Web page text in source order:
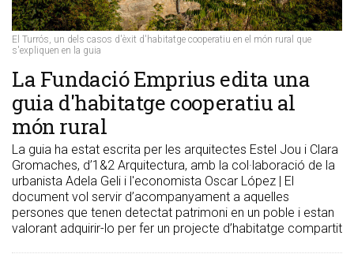
El Turrós, un dels casos d'èxit d'habitatge cooperatiu en el món rural que
s'expliquen en la guia
La Fundació Emprius edita una
guia d'habitatge cooperatiu al
món rural
La guia ha estat escrita per les arquitectes Estel Jou i Clara
Gromaches, d’1&2 Arquitectura, amb la col·laboració de la
urbanista Adela Geli i l'economista Oscar López | El
document vol servir d’acompanyament a aquelles
persones que tenen detectat patrimoni en un poble i estan
valorant adquirir-lo per fer un projecte d’habitatge compartit